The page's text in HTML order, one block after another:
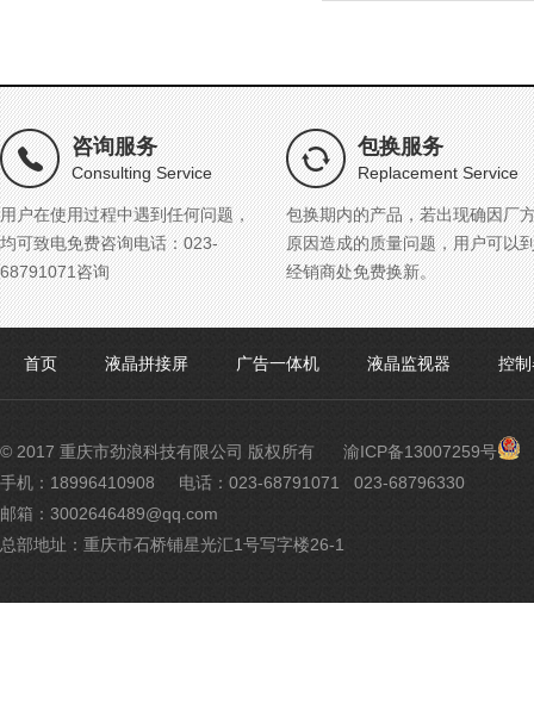
咨询服务
Consulting Service
用户在使用过程中遇到任何问题，
均可致电免费咨询电话：023-
68791071咨询
包换服务
Replacement Service
包换期内的产品，若出现确因厂
原因造成的质量问题，用户可以
经销商处免费换新。
首页 液晶拼接屏 广告一体机 液晶监视器 控
© 2017 重庆市劲浪科技有限公司 版权所有 渝ICP备13007259号 渝
手机：18996410908
电话：023-68791071 023-68796330
邮箱：3002646489@qq.com
总部地址：重庆市石桥铺星光汇1号写字楼26-1